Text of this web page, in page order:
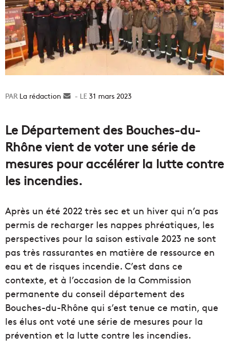
La rédaction
Envoyer31 mars 2023
Le Département des Bouches-du-
Rhône vient de voter une série de
mesures pour accélérer la lutte contre
les incendies.
Après un été 2022 très sec et un hiver qui n’a pas
permis de recharger les nappes phréatiques, les
perspectives pour la saison estivale 2023 ne sont
pas très rassurantes en matière de ressource en
eau et de risques incendie. C’est dans ce
contexte, et à l’occasion de la Commission
permanente du conseil département des
Bouches-du-Rhône qui s’est tenue ce matin, que
les élus ont voté une série de mesures pour la
prévention et la lutte contre les incendies.